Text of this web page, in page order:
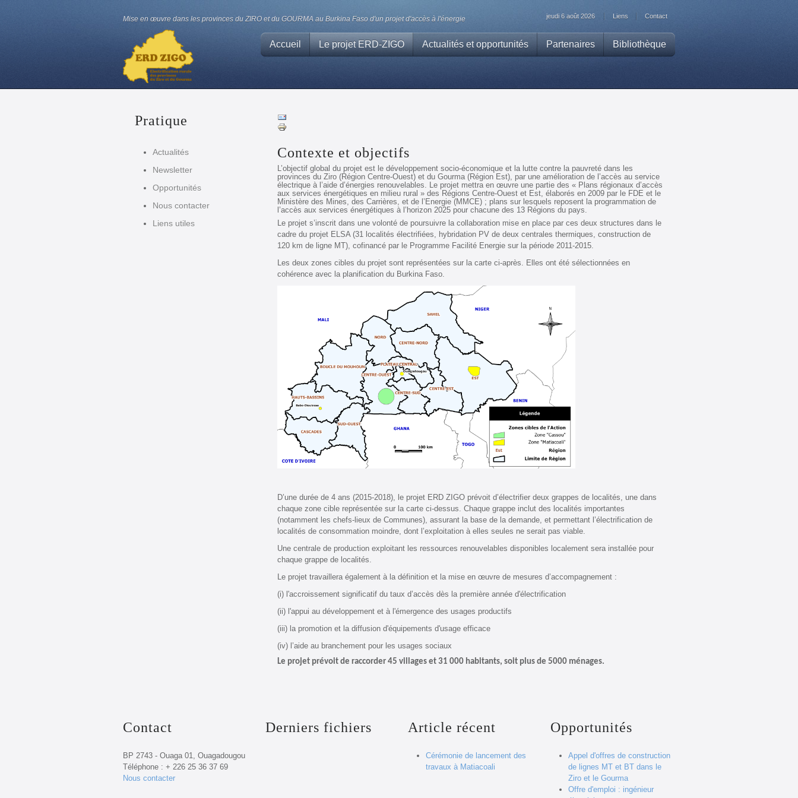
Mise en œuvre dans les provinces du ZIRO et du GOURMA au Burkina Faso d'un projet d'accès à l'énergie Liens Contact
jeudi 6 août 2026
Accueil Le projet ERD-ZIGO Actualités et opportunités Partenaires Bibliothèque
Contexte et objectifs
L’objectif global du projet est le développement socio-économique et la lutte contre la pauvreté dans les
provinces du Ziro (Région Centre-Ouest) et du Gourma (Région Est), par une amélioration de l’accès au service
électrique à l’aide d’énergies renouvelables. Le projet mettra en œuvre une partie des « Plans régionaux d’accès
aux services énergétiques en milieu rural » des Régions Centre-Ouest et Est, élaborés en 2009 par le FDE et le
Ministère des Mines, des Carrières, et de l’Energie (MMCE) ; plans sur lesquels reposent la programmation de
l’accès aux services énergétiques à l’horizon 2025 pour chacune des 13 Régions du pays.
Le projet s’inscrit dans une volonté de poursuivre la collaboration mise en place par ces deux structures dans le
cadre du projet ELSA (31 localités électrifiées, hybridation PV de deux centrales thermiques, construction de
120 km de ligne MT), cofinancé par le Programme Facilité Energie sur la période 2011-2015.
Les deux zones cibles du projet sont représentées sur la carte ci-après. Elles ont été sélectionnées en
cohérence avec la planification du Burkina Faso.
D’une durée de 4 ans (2015-2018), le projet ERD ZIGO prévoit d’électrifier deux grappes de localités, une dans
chaque zone cible représentée sur la carte ci-dessus. Chaque grappe inclut des localités importantes
(notamment les chefs-lieux de Communes), assurant la base de la demande, et permettant l’électrification de
localités de consommation moindre, dont l’exploitation à elles seules ne serait pas viable.
Une centrale de production exploitant les ressources renouvelables disponibles localement sera installée pour
chaque grappe de localités.
Le projet travaillera également à la définition et la mise en œuvre de mesures d’accompagnement :
(i) l'accroissement significatif du taux d’accès dès la première année d'électrification
(ii) l'appui au développement et à l'émergence des usages productifs
(iii) la promotion et la diffusion d'équipements d'usage efficace
(iv) l’aide au branchement pour les usages sociaux
Le projet prévoit de raccorder 45 villages et 31 000 habitants, soit plus de 5000 ménages.
Pratique
Actualités
Newsletter
Opportunités
Nous contacter
Liens utiles
Contact
BP 2743 - Ouaga 01, Ouagadougou
Téléphone : + 226 25 36 37 69
Nous contacter
Derniers fichiers Article récent
Cérémonie de lancement des
travaux à Matiacoali
Opportunités
Appel d'offres de construction
de lignes MT et BT dans le
Ziro et le Gourma
Offre d'emploi : ingénieur